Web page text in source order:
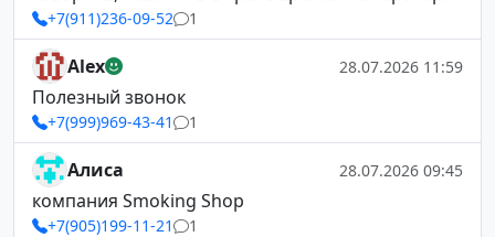
+7(911)236-09-52 1
Alex 28.07.2026 11:59
Полезный звонок
+7(999)969-43-41 1
Алиса 28.07.2026 09:45
компания Smoking Shop
+7(905)199-11-21 1